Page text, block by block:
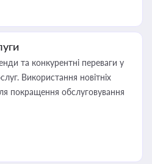
та конкурентні переваги у
Використання новітніх
для покращення обслуговування